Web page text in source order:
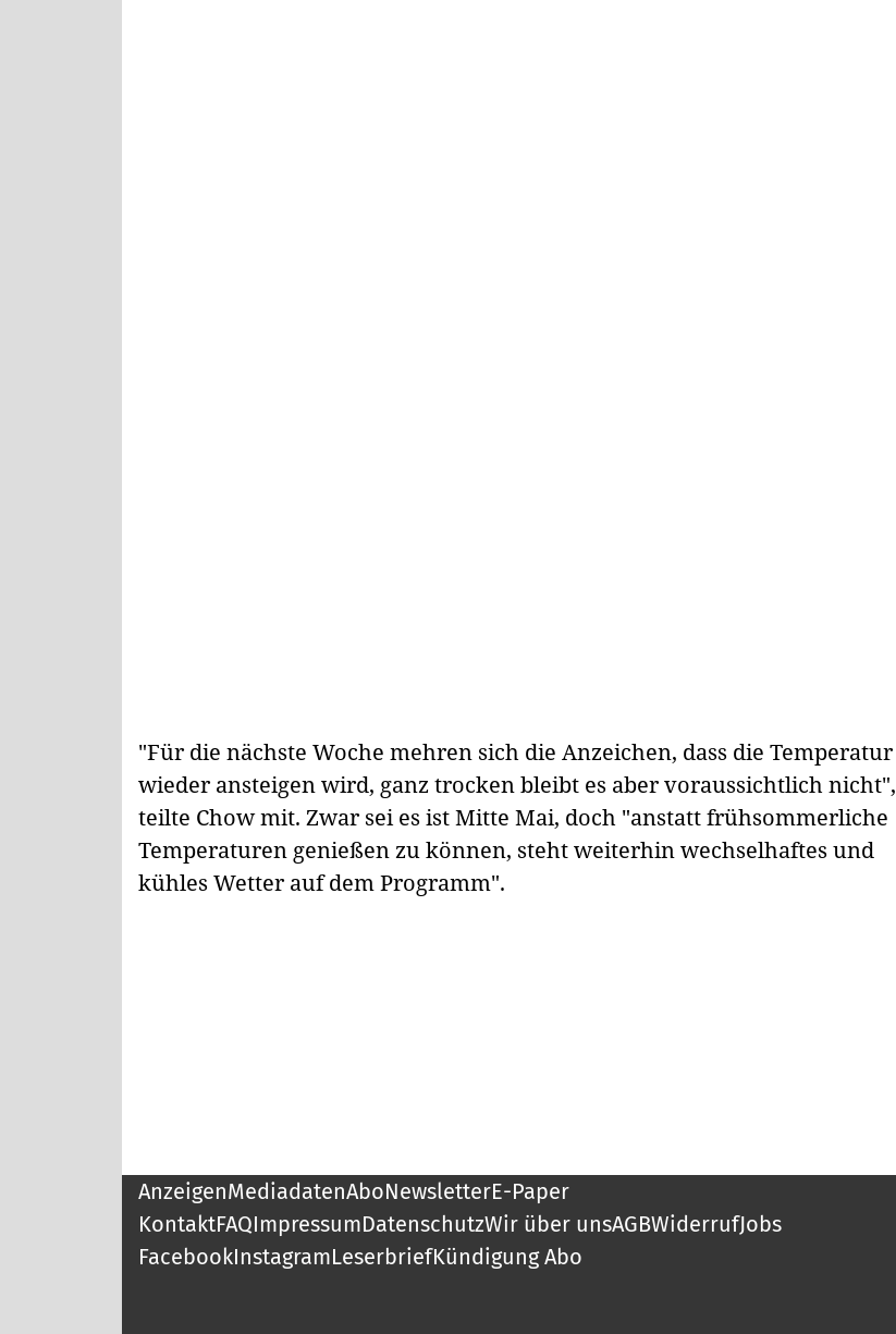
"Für die nächste Woche mehren sich die Anzeichen, dass die Temperatur
wieder ansteigen wird, ganz trocken bleibt es aber voraussichtlich nicht",
teilte Chow mit. Zwar sei es ist Mitte Mai, doch "anstatt frühsommerliche
Temperaturen genießen zu können, steht weiterhin wechselhaftes und
kühles Wetter auf dem Programm".
AnzeigenMediadatenAboNewsletterE-Paper
KontaktFAQImpressumDatenschutzWir über unsAGBWiderrufJobs
FacebookInstagramLeserbriefKündigung Abo